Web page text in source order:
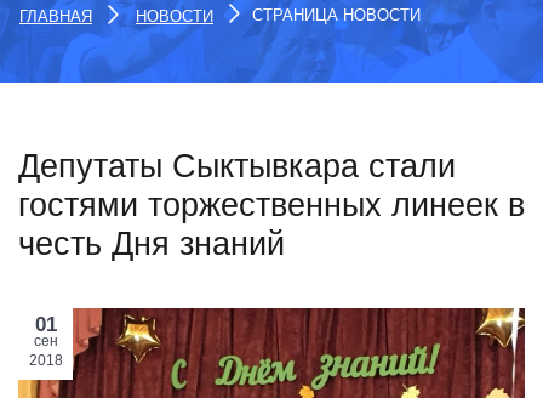
ГЛАВНАЯ НОВОСТИ СТРАНИЦА НОВОСТИ
Депутаты Сыктывкара стали
гостями торжественных линеек в
честь Дня знаний
01
сен
2018